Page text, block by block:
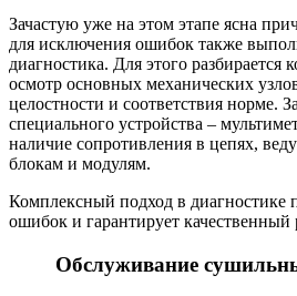
Зачастую уже на этом этапе ясна
для исключения ошибок также
диагностика. Для этого разбирается
осмотр основных механических
целостности и соответствия норме.
специального устройства –
наличие сопротивления в цепях,
блокам и модулям.
Комплексный подход в диагностике
ошибок и гарантирует качественный
Обслуживание